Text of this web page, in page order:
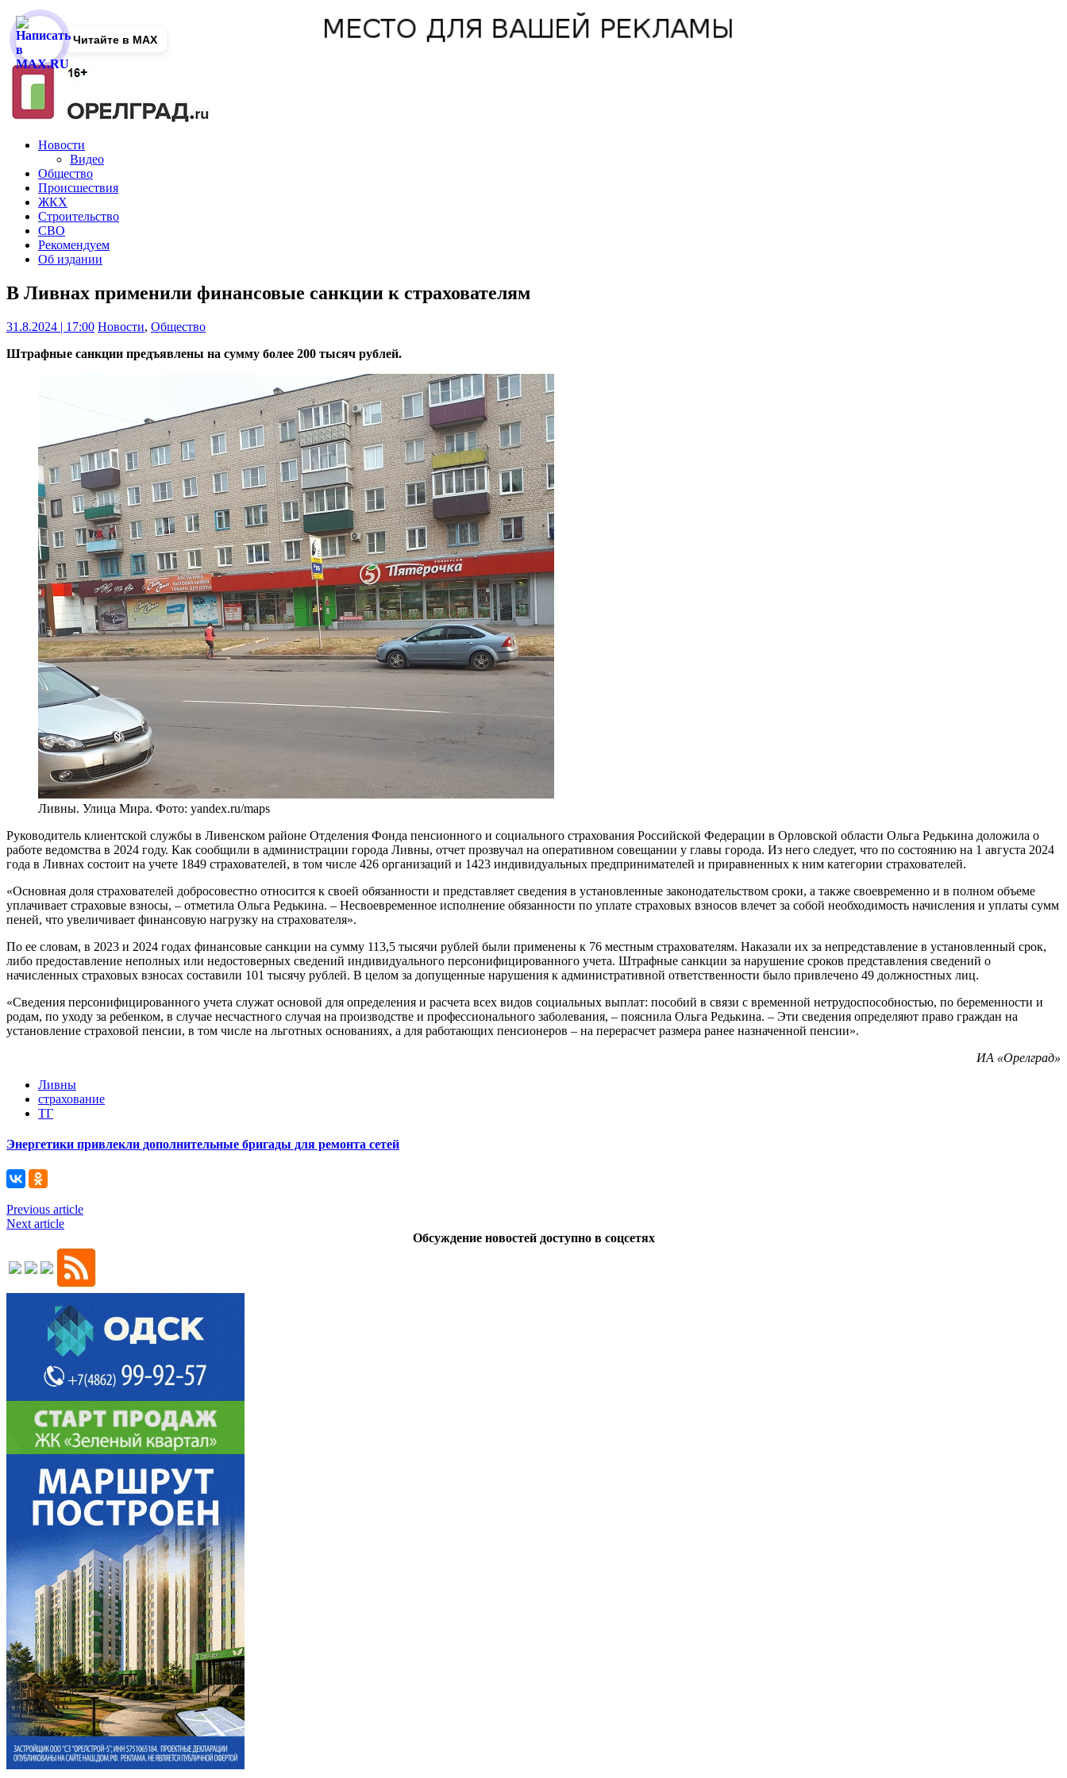
Новости
Видео
Общество
Происшествия
ЖКХ
Строительство
СВО
Рекомендуем
Об издании
В Ливнах применили финансовые санкции к страхователям
31.8.2024 | 17:00 Новости, Общество
Штрафные санкции предъявлены на сумму более 200 тысяч рублей.
Ливны. Улица Мира. Фото: yandex.ru/maps
Руководитель клиентской службы в Ливенском районе Отделения Фонда пенсионного и социального страхования Российской Федерации в Орловской области Ольга Редькина доложила о
работе ведомства в 2024 году. Как сообщили в администрации города Ливны, отчет прозвучал на оперативном совещании у главы города. Из него следует, что по состоянию на 1 августа 2024
года в Ливнах состоит на учете 1849 страхователей, в том числе 426 организаций и 1423 индивидуальных предпринимателей и приравненных к ним категории страхователей.
«Основная доля страхователей добросовестно относится к своей обязанности и представляет сведения в установленные законодательством сроки, а также своевременно и в полном объеме
уплачивает страховые взносы, – отметила Ольга Редькина. – Несвоевременное исполнение обязанности по уплате страховых взносов влечет за собой необходимость начисления и уплаты сумм
пеней, что увеличивает финансовую нагрузку на страхователя».
По ее словам, в 2023 и 2024 годах финансовые санкции на сумму 113,5 тысячи рублей были применены к 76 местным страхователям. Наказали их за непредставление в установленный срок,
либо предоставление неполных или недостоверных сведений индивидуального персонифицированного учета. Штрафные санкции за нарушение сроков представления сведений о
начисленных страховых взносах составили 101 тысячу рублей. В целом за допущенные нарушения к административной ответственности было привлечено 49 должностных лиц.
«Сведения персонифицированного учета служат основой для определения и расчета всех видов социальных выплат: пособий в связи с временной нетрудоспособностью, по беременности и
родам, по уходу за ребенком, в случае несчастного случая на производстве и профессионального заболевания, – пояснила Ольга Редькина. – Эти сведения определяют право граждан на
установление страховой пенсии, в том числе на льготных основаниях, а для работающих пенсионеров – на перерасчет размера ранее назначенной пенсии».
ИА «Орелград»
Ливны
страхование
ТГ
Энергетики привлекли дополнительные бригады для ремонта сетей
Previous article
Next article
Обсуждение новостей доступно в соцсетях
Читайте в MAX